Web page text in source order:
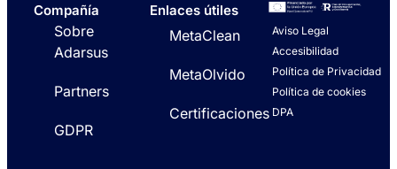
Compañía
Sobre
Adarsus
Partners
GDPR
Enlaces útiles
MetaClean
MetaOlvido
Certificaciones
Aviso Legal
Accesibilidad
Política de Privacidad
Política de cookies
DPA